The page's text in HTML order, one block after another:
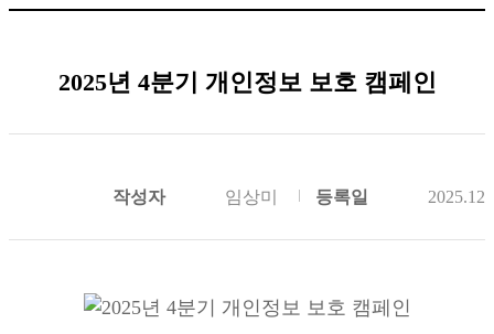
2025년 4분기 개인정보 보호 캠페인
작성자 임상미 등록일